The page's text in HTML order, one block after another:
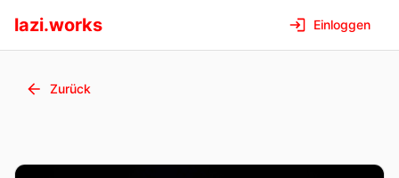
lazi.works Einloggen
Zurück